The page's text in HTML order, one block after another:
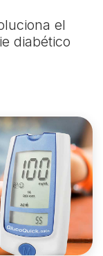
el
diabético